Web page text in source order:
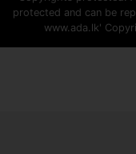
protected and can be
www.ada.lk'